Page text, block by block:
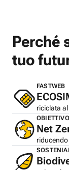
Perché
tuo
FASTWEB
riciclata
Net